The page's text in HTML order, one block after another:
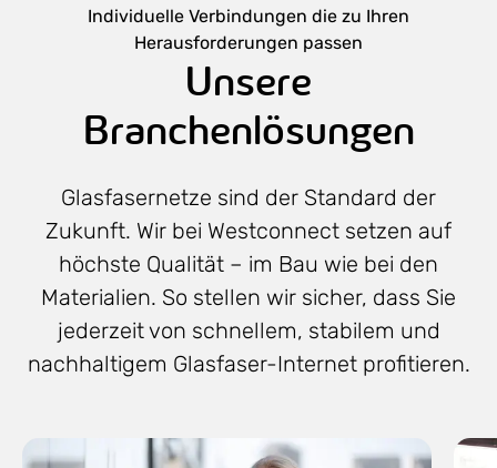
Individuelle Verbindungen die zu Ihren
Herausforderungen passen
Unsere
Branchenlösungen
Glasfasernetze sind der Standard der
Zukunft. Wir bei Westconnect setzen auf
höchste Qualität – im Bau wie bei den
Materialien. So stellen wir sicher, dass Sie
jederzeit von schnellem, stabilem und
nachhaltigem Glasfaser-Internet profitieren.